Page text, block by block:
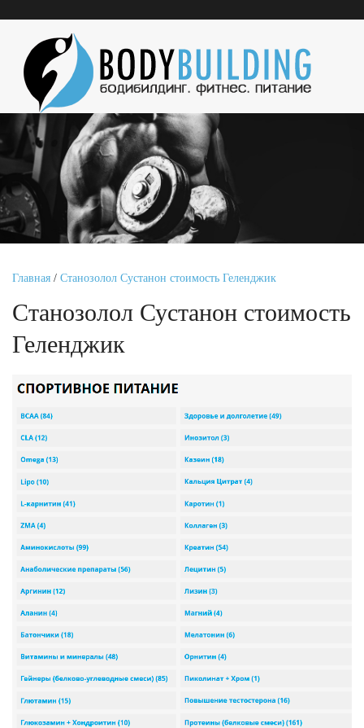
Главная / Станозолол Сустанон стоимость Геленджик
Станозолол Сустанон стоимость
Геленджик